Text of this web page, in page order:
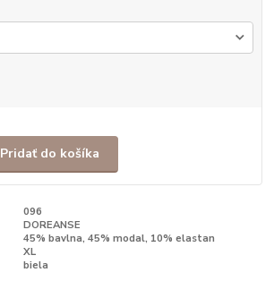
Pridať do košíka
096
DOREANSE
45% bavlna, 45% modal, 10% elastan
XL
biela